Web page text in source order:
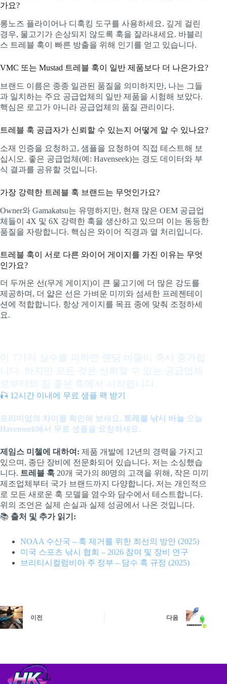
가요?
롱노즈 플라이어나 디훅킹 도구를 사용하세요. 깊게 걸린
경우, 물고기가 손상되지 않도록 훅을 잘라내세요. 바블리
스 트레블 훅이 빠른 방출을 위해 인기를 얻고 있습니다.
VMC 또는 Mustad 트레블 훅이 일반 제품보다 더 나은가요?
브랜드 이름은 종종 일관된 품질을 의미하지만, 나는 그들
과 일치하는 주요 공급업체의 일반 제품을 시험해 보았다.
핵심은 로고가 아니라 공급업체의 품질 관리이다.
트레블 훅 공급자가 신뢰할 수 있는지 어떻게 알 수 있나요?
소재 인증을 요청하고, 샘플을 요청하여 직접 테스트해 보
십시오. 좋은 공급업체(예: Havenseek)는 경도 데이터와 부
식 결과를 공유할 것입니다.
가장 강력한 트레블 훅 브랜드는 무엇인가요?
Owner와 Gamakatsu는 유명하지만, 현재 많은 OEM 공급업
체들이 4X 및 6X 강력한 훅을 생산하고 있으며 이는 동등한
품질을 자랑합니다. 핵심은 와이어 직경과 열 처리입니다.
트레블 훅이 서로 다른 와이어 게이지를 가진 이유는 무엇
인가요?
더 두꺼운 선(무게 게이지)이 큰 물고기에 더 많은 강도를
제공하며, 더 얇은 선은 가벼운 미끼와 섬세한 프레젠테이
션에 적합합니다. 항상 게이지를 목표 종에 맞춰 조정하세
요.
이 7가지 실수를 피하면 랜딩 비율이 즉시 증가합
니다. 하지만 모든 것은 신뢰할 수 있는 공급업체
로부터의 질 좋은 훅에서 시작됩니다.
🎣 12시간 이내에 무료 샘플 팩 받기
프리미엄의 차이를 확인해 보세요. 트레블 낚시 바늘 오늘
Havenseek에서 무료 샘플을 요청하세요.
제임스 미첼에 대하여: 제품 개발에 12년의 경력을 가지고
있으며, 종단 장비에 전문화되어 있습니다. 저는 소싱했습
니다. 트레블 훅 20개 국가의 80명의 고객을 위해, 작은 미끼
제조업체부터 국가 브랜드까지 다양합니다. 저는 개인적으
로 모든 새로운 훅 모델을 염수와 담수에서 테스트합니다.
위의 조언은 실제 손실과 실제 성공에서 나온 것입니다.
📚 출처 및 추가 읽기:
NOAA 수산국 – 훅 제거를 위한 최선의 방안 (2025)
미국 스포츠 낚시 협회 – 2026 참여 및 장비 연구
브리티시컬럼비아 주 정부 – 담수 훅 규정 (2025)
이전 다음